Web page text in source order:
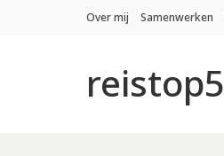
Over mij Samenwerken
reistop5